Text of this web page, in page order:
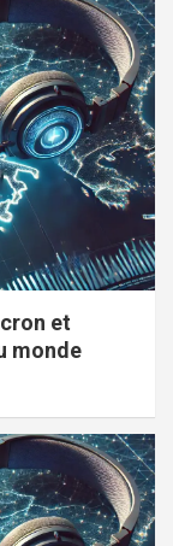
et
monde